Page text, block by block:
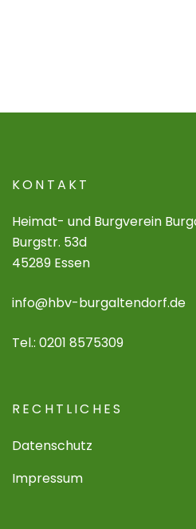
KONTAKT
Heimat- und Burgverein
Burgstr. 53d
45289 Essen
info@hbv-burgaltendorf.de
Tel.: 0201 8575309
RECHTLICHES
Datenschutz
Impressum